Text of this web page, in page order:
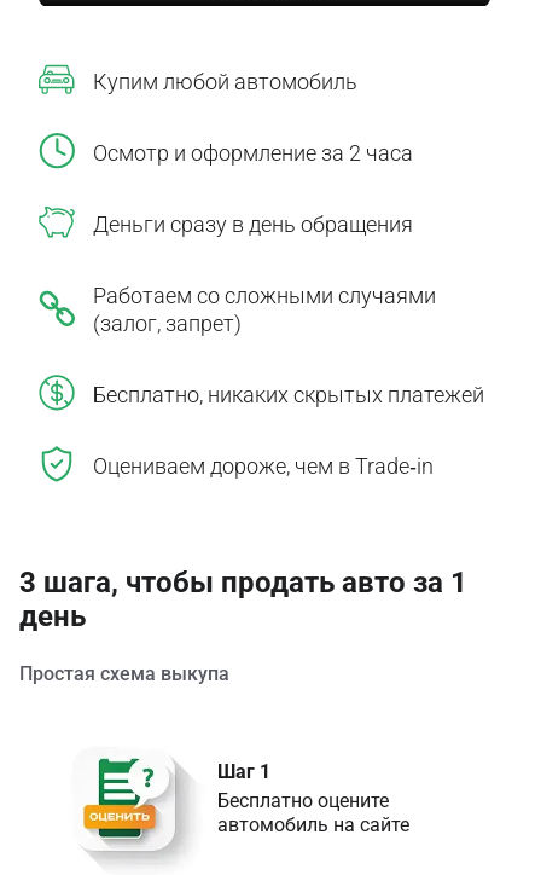
Купим любой автомобиль
Осмотр и оформление за 2 часа
Деньги сразу в день обращения
Работаем со сложными случаями
(залог, запрет)
Бесплатно, никаких скрытых платежей
Оцениваем дороже, чем в Trade‑in
3 шага, чтобы продать авто за 1
день
Простая схема выкупа
Шаг 1
Бесплатно оцените